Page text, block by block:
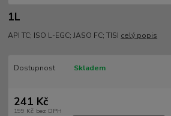
1L
API TC; ISO L-EGC; JASO FC; TISI celý popis
Dostupnost Skladem
241 Kč
199 Kč bez DPH